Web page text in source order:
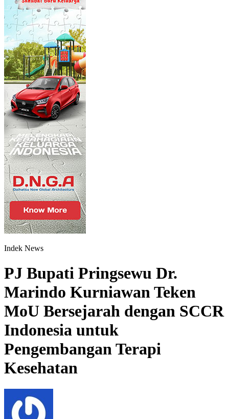
Indek News
PJ Bupati Pringsewu Dr.
Marindo Kurniawan Teken
MoU Bersejarah dengan SCCR
Indonesia untuk
Pengembangan Terapi
Kesehatan